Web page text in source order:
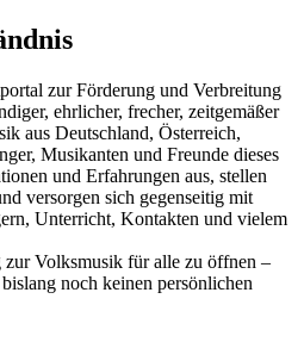
zur Förderung und Verbreitung
ehrlicher, frecher, zeitgemäßer
aus Deutschland, Österreich,
Musikanten und Freunde dieses
und Erfahrungen aus, stellen
versorgen sich gegenseitig mit
Unterricht, Kontakten und vielem
zur Volksmusik für alle zu öffnen –
noch keinen persönlichen